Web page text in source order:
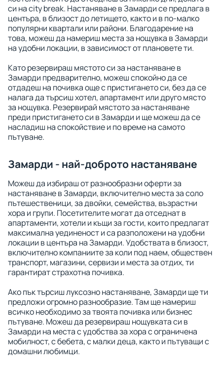
си на city break. Настаняване в Замарди се предлага в
центъра, в близост до летището, както и в по-малко
популярни квартали или райони. Благодарение на
това, можеш да намериш места за нощувка в Замарди
на удобни локации, в зависимост от плановете ти.
Като резервираш мястото си за настаняване в
Замарди предварително, можеш спокойно да се
отдадеш на почивка още с пристигането си, без да се
налага да търсиш хотел, апартамент или друго място
за нощувка. Резервирай мястото за настаняване
преди пристигането си в Замарди и ще можеш да се
насладиш на спокойствие и по време на самото
пътуване.
Замарди - най-доброто настаняване
Можеш да избираш от разнообразни оферти за
настаняване в Замарди, включително места за соло
пътешественици, за двойки, семейства, възрастни
хора и групи. Посетителите могат да отседнат в
апартаменти, хотели и къщи за гости, които предлагат
максимална уединеност и са разположени на удобни
локации в центъра на Замарди. Удобствата в близост,
включително компаниите за коли под наем, обществен
транспорт, магазини, сервизи и места за отдих, ти
гарантират страхотна почивка.
Ако пък търсиш луксозно настаняване, Замарди ще ти
предложи огромно разнообразие. Там ще намериш
всичко необходимо за твоята почивка или бизнес
пътуване. Можеш да резервираш нощувката си в
Замарди на места с удобства за хора с ограничена
мобилност, с бебета, с малки деца, както и пътуващи с
домашни любимци.